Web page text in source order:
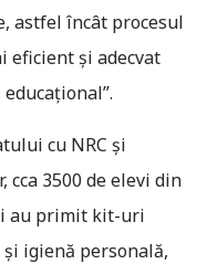
astfel încât procesul
eficient și adecvat
cu NRC și
3500 de elevi din
au primit kit-uri
igienă personală,